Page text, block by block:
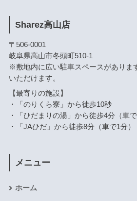
Sharez高山店
〒506-0001
岐阜県高山市冬頭町510-1
※敷地内に広い駐車スペースがありま
いただけます。
【最寄りの施設】
・「のりくら寮」から徒歩10秒
・「ひだまりの湯」から徒歩4分（車で
・「JAひだ」から徒歩8分（車で1分）
メニュー
ホーム